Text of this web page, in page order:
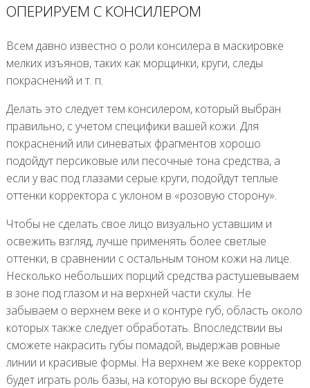
ОПЕРИРУЕМ С КОНСИЛЕРОМ
Всем давно известно о роли консилера в маскировке
мелких изъянов, таких как морщинки, круги, следы
покраснений и т. п.
Делать это следует тем консилером, который выбран
правильно, с учетом специфики вашей кожи. Для
покраснений или синеватых фрагментов хорошо
подойдут персиковые или песочные тона средства, а
если у вас под глазами серые круги, подойдут теплые
оттенки корректора с уклоном в «розовую сторону».
Чтобы не сделать свое лицо визуально уставшим и
освежить взгляд, лучше применять более светлые
оттенки, в сравнении с остальным тоном кожи на лице.
Несколько небольших порций средства растушевываем
в зоне под глазом и на верхней части скулы. Не
забываем о верхнем веке и о контуре губ, область около
которых также следует обработать. Впоследствии вы
сможете накрасить губы помадой, выдержав ровные
линии и красивые формы. На верхнем же веке корректор
будет играть роль базы, на которую вы вскоре будете